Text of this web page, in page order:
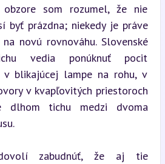
som rozumel, že nie
byť prázdna; niekedy je práve
novú rovnováhu. Slovenské
vedia ponúknuť pocit
blikajúcej lampe na rohu, v
v kvapľovitých priestoroch
dlhom tichu medzi dvoma
zabudnúť, že aj tie